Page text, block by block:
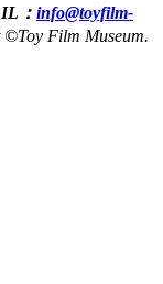
： info@toyfilm-
©Toy Film Museum.